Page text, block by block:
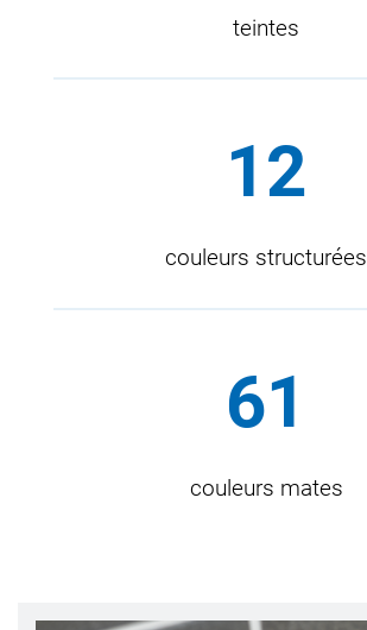
teintes
12
couleurs structurées
61
couleurs mates